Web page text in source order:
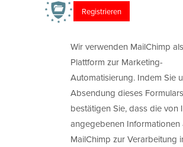
Wir verwenden MailChimp
Plattform zur Marketing-
Automatisierung. Indem Sie
Absendung dieses
bestätigen Sie, dass die von
angegebenen Informationen
MailChimp zur Verarbeitung